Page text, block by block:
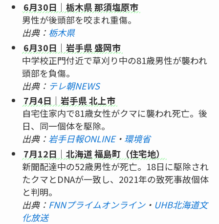
6月30日｜栃木県 那須塩原市
男性が後頭部を咬まれ重傷。
出典： 栃木県
6月30日｜岩手県 盛岡市
中学校正門付近で草刈り中の81歳男性が襲われ
頭部を負傷。
出典： テレ朝NEWS
7月4日｜岩手県 北上市
自宅住家内で81歳女性がクマに襲われ死亡。後
日、同一個体を駆除。
出典： 岩手日報ONLINE・ 環境省
7月12日｜北海道 福島町（住宅地）
新聞配達中の52歳男性が死亡。18日に駆除され
たクマとDNAが一致し、2021年の致死事故個体
と判明。
出典： FNNプライムオンライン・ UHB北海道文
化放送